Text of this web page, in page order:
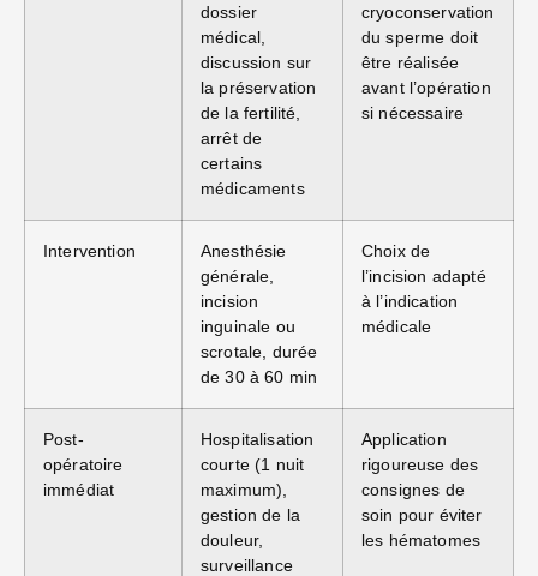
dossier
médical,
discussion sur
la préservation
de la fertilité,
arrêt de
certains
médicaments
cryoconservation
du sperme doit
être réalisée
avant l’opération
si nécessaire
Intervention
Anesthésie
générale,
incision
inguinale ou
scrotale, durée
de 30 à 60 min
Choix de
l’incision adapté
à l’indication
médicale
Post-
opératoire
immédiat
Hospitalisation
courte (1 nuit
maximum),
gestion de la
douleur,
surveillance
Application
rigoureuse des
consignes de
soin pour éviter
les hématomes